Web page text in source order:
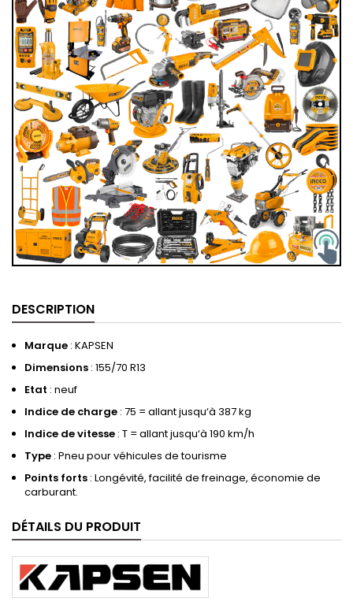
DESCRIPTION
Marque : KAPSEN
Dimensions : 155/70 R13
Etat : neuf
Indice de charge : 75 = allant jusqu‘à 387 kg
Indice de vitesse : T = allant jusqu‘à 190 km/h
Type : Pneu pour véhicules de tourisme
Points forts : Longévité, facilité de freinage, économie de
carburant.
DÉTAILS DU PRODUIT